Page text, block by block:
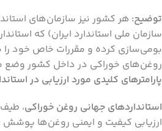
توضیح: هر کشور نیز سازمان‌های
سازمان ملی استاندارد ایران) که
بومی‌سازی کرده و مقررات خاص خود را
روغن‌های خوراکی در داخل کشور وضع
پارامترهای کلیدی مورد ارزیابی در
استانداردهای جهانی روغن خوراکی، طیف
ارزیابی کیفیت و ایمنی روغن‌ها